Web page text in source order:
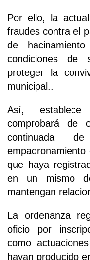
Por ello, la
fraudes contra el
de
condiciones de
proteger la
municipal..
Así,
comprobará de
continuada
empadronamiento
que haya
en un mismo
mantengan
La ordenanza
oficio por
como
hayan producido